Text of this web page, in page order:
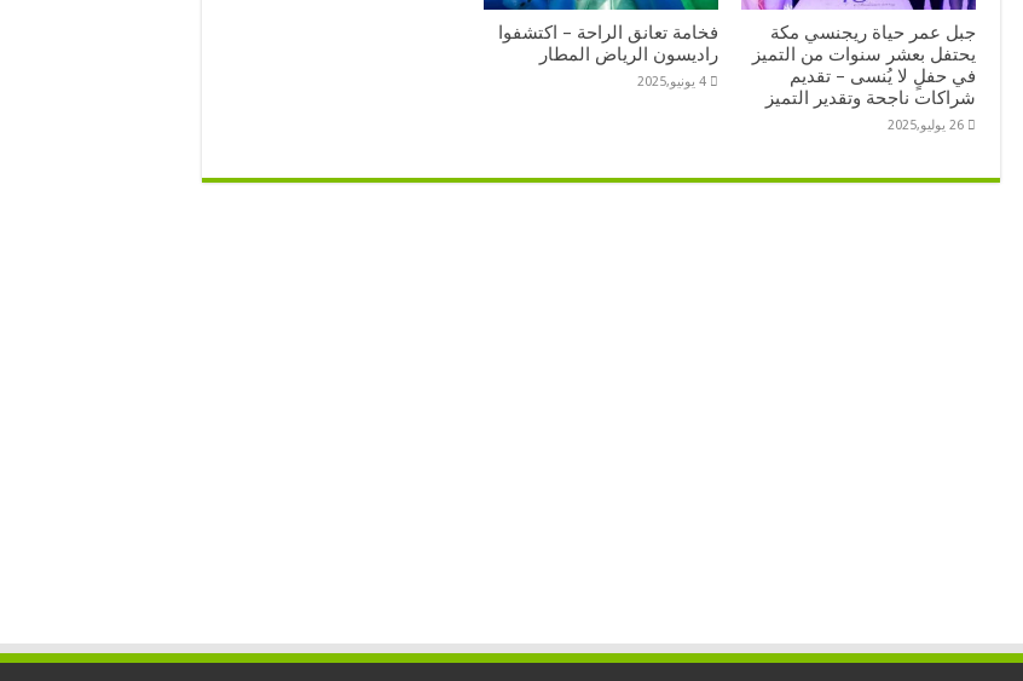
جبل عمر حياة ريجنسي مكة
يحتفل بعشر سنوات من التميز
في حفلٍ لا يُنسى – تقديم
شراكات ناجحة وتقدير التميز
26 يوليو,2025
فخامة تعانق الراحة – اكتشفوا
راديسون الرياض المطار
4 يونيو,2025